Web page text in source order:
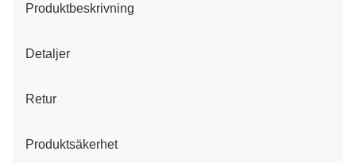
Produktbeskrivning
Detaljer
Retur
Produktsäkerhet